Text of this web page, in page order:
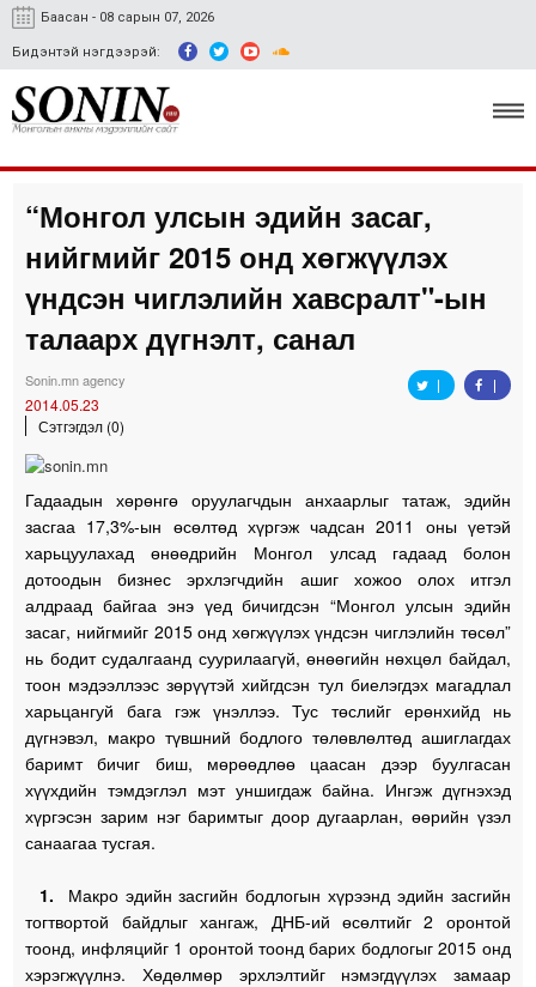
Баасан - 08 сарын 07, 2026
Бидэнтэй нэгдээрэй:
Улс төр, эдийн засаг
Гэмт хэрэг
“Монгол улсын эдийн засаг,
нийгмийг 2015 онд хөгжүүлэх
үндсэн чиглэлийн хавсралт"-ын
талаарх дүгнэлт, санал
Sonin.mn agency
2014.05.23
Сэтгэгдэл (0)
Гадаадын хөрөнгө оруулагчдын анхаарлыг татаж, эдийн
засгаа 17,3%-ын өсөлтөд хүргэж чадсан 2011 оны үетэй
харьцуулахад өнөөдрийн Монгол улсад гадаад болон
дотоодын бизнес эрхлэгчдийн ашиг хожоо олох итгэл
алдраад байгаа энэ үед бичигдсэн “Монгол улсын эдийн
засаг, нийгмийг 2015 онд хөгжүүлэх үндсэн чиглэлийн төсөл”
нь бодит судалгаанд суурилаагүй, өнөөгийн нөхцөл байдал,
тоон мэдээллээс зөрүүтэй хийгдсэн тул биелэгдэх магадлал
харьцангуй бага гэж үнэллээ. Тус төслийг ерөнхийд нь
дүгнэвэл, макро түвшний бодлого төлөвлөлтөд ашиглагдах
баримт бичиг биш, мөрөөдлөө цаасан дээр буулгасан
хүүхдийн тэмдэглэл мэт уншигдаж байна. Ингэж дүгнэхэд
хүргэсэн зарим нэг баримтыг доор дугаарлан, өөрийн үзэл
санаагаа тусгая.
1.
Макро эдийн засгийн бодлогын хүрээнд эдийн засгийн
тогтвортой байдлыг хангаж, ДНБ-ий өсөлтийг 2 оронтой
тоонд, инфляцийг 1 оронтой тоонд барих бодлогыг 2015 онд
хэрэгжүүлнэ. Хөдөлмөр эрхлэлтийг нэмэгдүүлэх замаар